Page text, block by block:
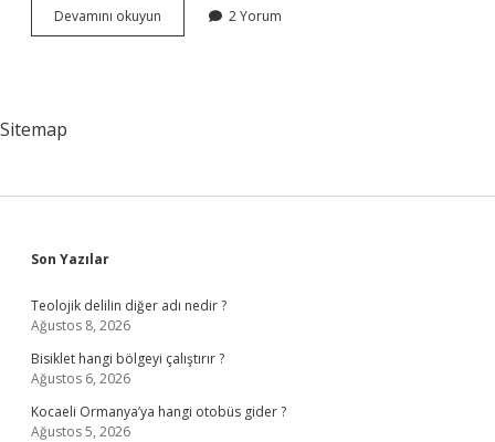
Devamını okuyun
Gelişim
2 Yorum
Sitemap
Sidebar
Son Yazılar
Teolojik delilin diğer adı nedir ?
Ağustos 8, 2026
Bisiklet hangi bölgeyi çalıştırır ?
Ağustos 6, 2026
Kocaeli Ormanya’ya hangi otobüs gider ?
Ağustos 5, 2026